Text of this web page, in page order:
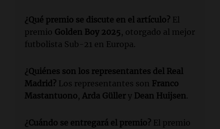
¿Qué premio se discute en el artículo? El
premio Golden Boy 2025, otorgado al mejor
futbolista Sub-21 en Europa.
¿Quiénes son los representantes del Real
Madrid? Los representantes son Franco
Mastantuono, Arda Güller y Dean Huijsen.
¿Cuándo se entregará el premio? El premio